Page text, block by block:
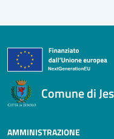
Comune di
AMMINISTRAZIONE